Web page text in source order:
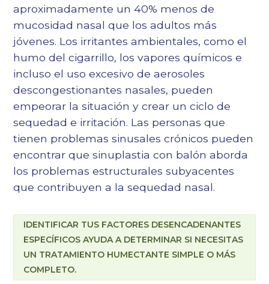
aproximadamente un 40% menos de
mucosidad nasal que los adultos más
jóvenes. Los irritantes ambientales, como el
humo del cigarrillo, los vapores químicos e
incluso el uso excesivo de aerosoles
descongestionantes nasales, pueden
empeorar la situación y crear un ciclo de
sequedad e irritación. Las personas que
tienen problemas sinusales crónicos pueden
encontrar quesinuplastia con balón aborda
los problemas estructurales subyacentes
que contribuyen a la sequedad nasal.
IDENTIFICAR TUS FACTORES DESENCADENANTES
ESPECÍFICOS AYUDA A DETERMINAR SI NECESITAS
UN TRATAMIENTO HUMECTANTE SIMPLE O MÁS
COMPLETO.